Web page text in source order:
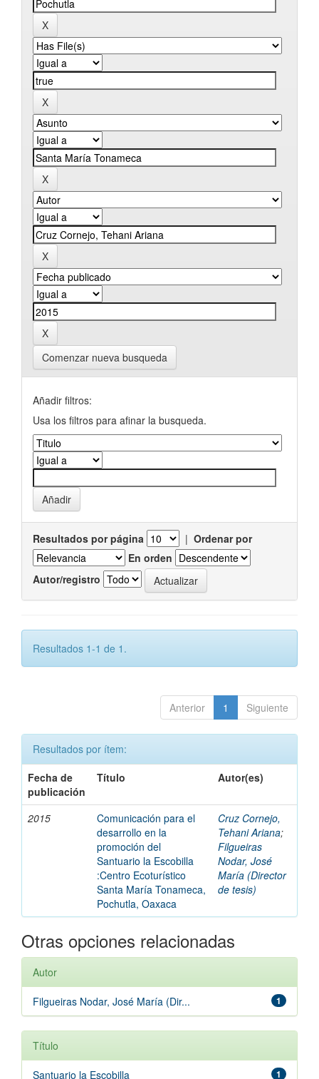
Comenzar nueva busqueda
Añadir filtros:
Usa los filtros para afinar la busqueda.
Resultados por página | Ordenar por
En orden
Autor/registro
Resultados 1-1 de 1.
Anterior 1 Siguiente
Resultados por ítem:
Fecha de
publicación
Título Autor(es)
2015
Comunicación para el
desarrollo en la
promoción del
Santuario la Escobilla
:Centro Ecoturístico
Santa María Tonameca,
Pochutla, Oaxaca
Cruz Cornejo,
Tehani Ariana;
Filgueiras
Nodar, José
María (Director
de tesis)
Otras opciones relacionadas
Autor
1
Filgueiras Nodar, José María (Dir...
Título
1
Santuario la Escobilla